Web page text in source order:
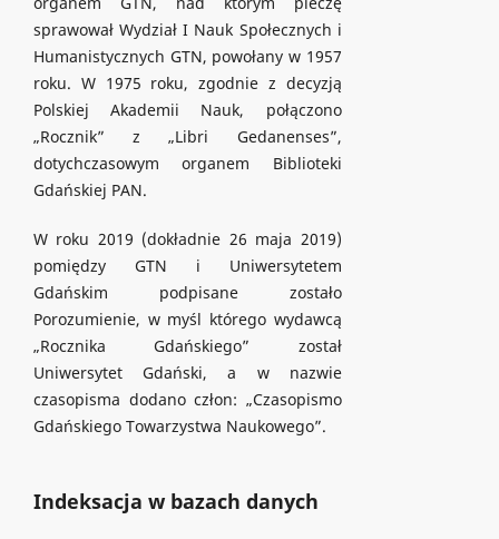
sprawował Wydział I Nauk Społecznych i
Humanistycznych GTN, powołany w 1957
roku. W 1975 roku, zgodnie z decyzją
Polskiej Akademii Nauk, połączono
„Rocznik” z „Libri Gedanenses”,
dotychczasowym organem Biblioteki
Gdańskiej PAN.
W roku 2019 (dokładnie 26 maja 2019)
pomiędzy GTN i Uniwersytetem
Gdańskim podpisane zostało
Porozumienie, w myśl którego wydawcą
„Rocznika Gdańskiego” został
Uniwersytet Gdański, a w nazwie
czasopisma dodano człon: „Czasopismo
Gdańskiego Towarzystwa Naukowego”.
Indeksacja w bazach danych